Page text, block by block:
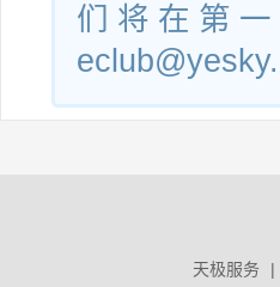
依图人脸识别闸机系统
们将在第
天极服务 |